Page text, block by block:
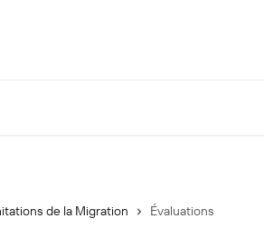
de la Migration Évaluations